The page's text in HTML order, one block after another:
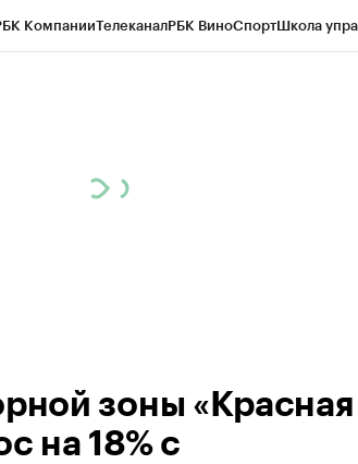
КомпанииТелеканалРБК ВиноСпортШкола
зоны «Красная
на 18% с